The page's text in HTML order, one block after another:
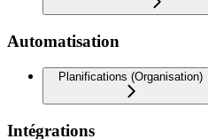
Automatisation
Planifications (Organisation)
Intégrations